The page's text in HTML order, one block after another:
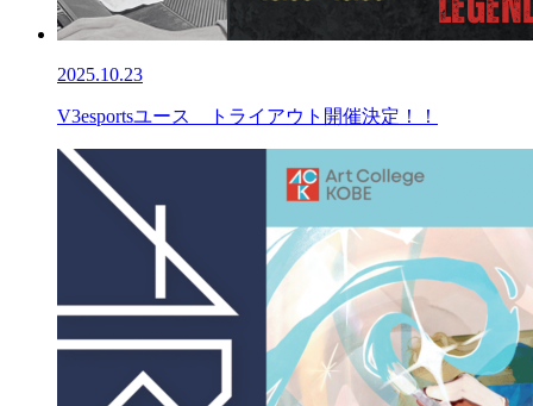
2025.10.23
V3esportsユース トライアウト開催決定！！